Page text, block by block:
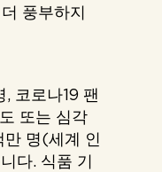
풍부하지
코로나19 팬
또는 심각
만 명(세계 인
다. 식품 기